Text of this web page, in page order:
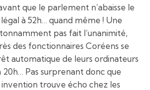
que le parlement n’abaisse le
à 52h… quand même ! Une
pas fait l’unanimité,
des fonctionnaires Coréens se
automatique de leurs ordinateurs
20h… Pas surprenant donc que
trouve écho chez les